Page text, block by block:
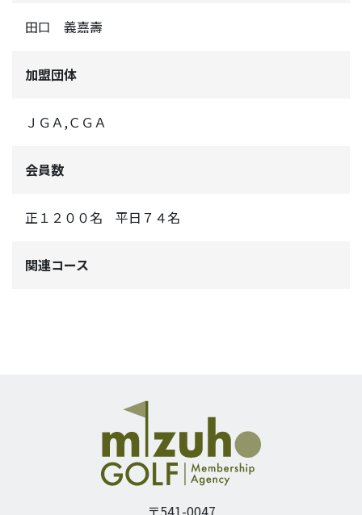
田口 義嘉壽
加盟団体
ＪＧＡ,ＣＧＡ
会員数
正１２００名 平日７４名
関連コース
〒541-0047